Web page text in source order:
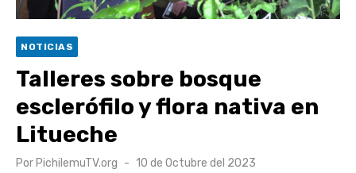
alcalde Roberto Córdova
esterilización de mascotas
NOTICIAS
Talleres sobre bosque
esclerófilo y flora nativa en
Litueche
Por PichilemuTV.org
Publicado
10 de Octubre del 2023